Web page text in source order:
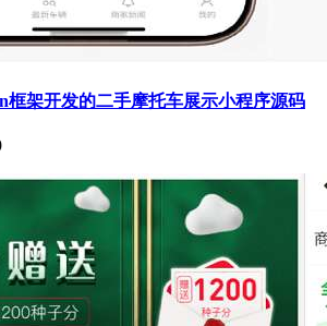
框架开发的二手摩托车展示小程序源码